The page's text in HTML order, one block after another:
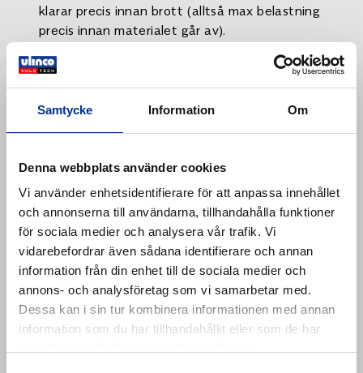
Samtycke Information Om
Denna webbplats använder cookies
Vi använder enhetsidentifierare för att anpassa innehållet
och annonserna till användarna, tillhandahålla funktioner
för sociala medier och analysera vår trafik. Vi
vidarebefordrar även sådana identifierare och annan
information från din enhet till de sociala medier och
annons- och analysföretag som vi samarbetar med.
Dessa kan i sin tur kombinera informationen med annan
information som du har tillhandahållit eller som de har
klarar precis innan brott (alltså max belastning
precis innan materialet går av).
Vad betyder MPa i praktiken?
MPa anger kraft per area, inte total kraft.
materialets tvärsnitt för att förstå verklig
Exempel:
En remsa som är 10 mm bred och 2 mm tjock
har en area på 0,00002 m².
Om materialet har en draghållfasthet på 5
MPa klarar det: 0,00002 × 5 000 000 = 100 N
(≈ 10 kg)